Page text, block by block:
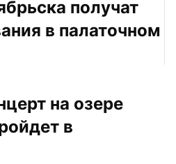
получат
в палаточном
на озере
в